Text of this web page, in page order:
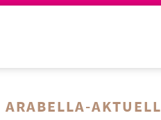
ARABELLA-AKTUELL